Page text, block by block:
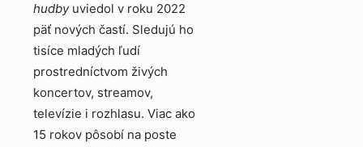
hudbyuviedol v roku 2022
päť nových častí. Sledujú ho
tisíce mladých ľudí
prostredníctvom živých
koncertov, streamov,
televízie i rozhlasu. Viac ako
15 rokov pôsobí na poste